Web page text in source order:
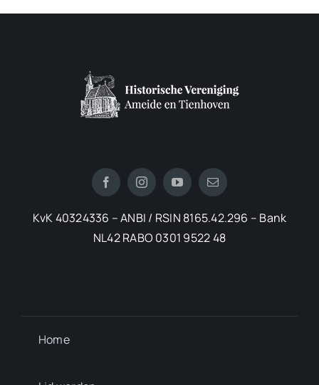
KvK 40324336 – ANBI / RSIN 8165.42.296 – Bank
NL42 RABO 0301 9522 48
Home